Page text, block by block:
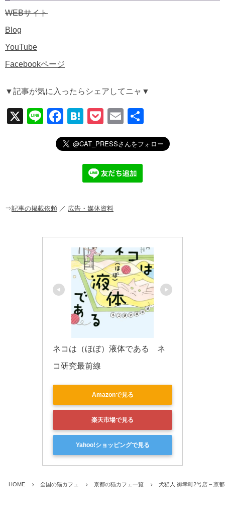
WEBサイト
Blog
YouTube
Facebookページ
▼記事が気に入ったらシェアしてニャ▼
X
Li
F
a
c
o
H
at
e
n
a
P
o
ck
et
E
m
ail
有
⇒記事の掲載依頼 ／ 広告・媒体資料
ネコは（ほぼ）液体である　ネ
コ研究最前線
Amazonで見る
楽天市場で見る
Yahoo!ショッピングで見る
HOME 全国の猫カフェ 京都の猫カフェ一覧 犬猫人 御幸町2号店 – 京